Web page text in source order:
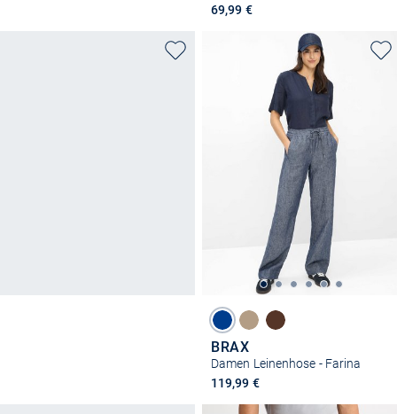
69,99 €
BRAX
Damen Leinenhose - Farina
119,99 €